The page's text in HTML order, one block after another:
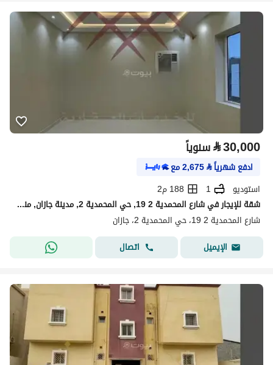
⃁30,000 سنوياً
ادفع شهرياً⃁
2,675مع
استوديو
1
188 م2
شقة للإيجار في شارع المحمدية 2 19, حي المحمدية 2, مدينة جازان, منطقة جازان
شارع المحمدية 2 19، حي المحمدية 2، جازان
الإيميل
اتصال